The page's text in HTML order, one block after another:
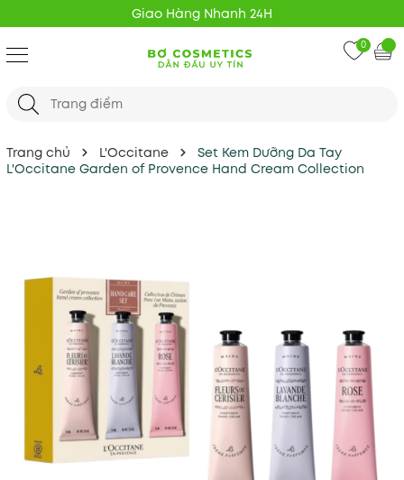
Giao Hàng Nhanh 24H
0
Trang chủ L'Occitane
Set Kem Dưỡng Da Tay
L'Occitane Garden of Provence Hand Cream Collection